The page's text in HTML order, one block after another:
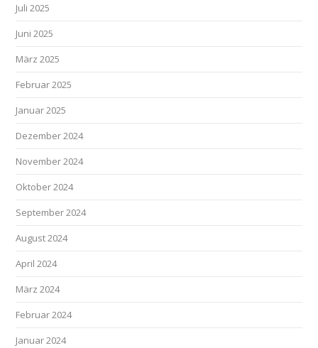
Juli 2025
Juni 2025
März 2025
Februar 2025
Januar 2025
Dezember 2024
November 2024
Oktober 2024
September 2024
August 2024
April 2024
März 2024
Februar 2024
Januar 2024